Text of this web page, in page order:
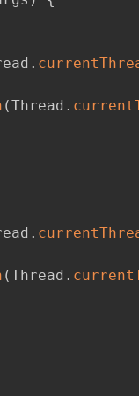
.
(Thread .
.
(Thread .